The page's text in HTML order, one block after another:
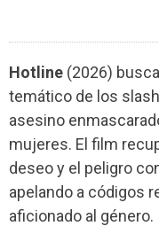
Hotline (2026)
temático de los
asesino
mujeres. El film
deseo y el peligro
apelando a códigos
aficionado al género.